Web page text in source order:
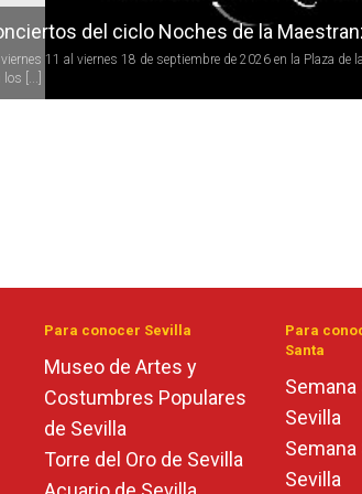
del ciclo Noches de la
viernes 11 al viernes 18 de septiembre de 2026 en la Plaza de
los [...]
Para conocer Sevilla
Museo de Artes y
Costumbres Populares
de Sevilla
Torre del Oro de Sevilla
Para
Santa
Semana
Sevilla
Semana
Sevilla